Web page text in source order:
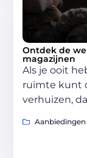
Ontdek de
magazijnen
Als je ooit
ruimte kunt
verhuizen,
Aanbiedingen